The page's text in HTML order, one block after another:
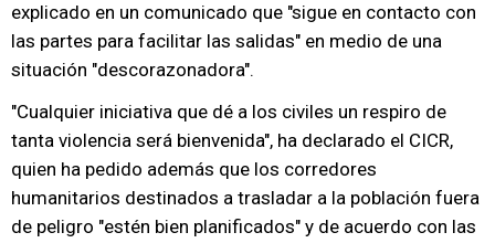
explicado en un comunicado que "sigue en contacto con
las partes para facilitar las salidas" en medio de una
situación "descorazonadora".
"Cualquier iniciativa que dé a los civiles un respiro de
tanta violencia será bienvenida", ha declarado el CICR,
quien ha pedido además que los corredores
humanitarios destinados a trasladar a la población fuera
de peligro "estén bien planificados" y de acuerdo con las